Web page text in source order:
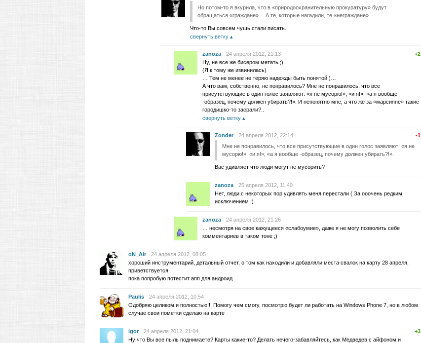
Но потом-то я вкурила, что в «природоохранительную прокуратуру» будут
обращаться «граждане»… А те, которые нагадили, те «неграждане».
Что-то Вы совсем чушь стали писать.
свернуть ветку
zanoza 24 апреля 2012, 21:13
+2
Ну, не все же бисером метать ;)
(Я к тому же извинилась)
… Тем не менее не теряю надежды быть понятой )…
А что вам, собственно, не понравилось? Мне не понравилось, что все
присутствующие в один голос заявляют: «я не мусорю!», «и я!», «а я вообще
-образец, почему должен убирать?!». И непонятно мне, а что же за «марсияне» такие
городишко-то засрали?..
свернуть ветку
Zonder 24 апреля 2012, 22:14
-1
Мне не понравилось, что все присутствующие в один голос заявляют: «я не
мусорю!», «и я!», «а я вообще -образец, почему должен убирать?!».
Вас удивляет что люди могут не мусорить?
zanoza
25 апреля 2012, 11:40
Нет, люди с некоторых пор удивлять меня перестали ( За ооочень редким
исключением ;)
zanoza
24 апреля 2012, 21:26
… несмотря на свое кажущееся «слабоумие», даже я не могу позволить себе
комментариев в таком тоне ;)
oN_Air
24 апреля 2012, 08:05
хороший инструментарий, детальный отчет, о том как находили и добавляли места свалок на карту 28 апреля,
приветствуется
пока попробую потестит апп для андроид
Paulis
24 апреля 2012, 10:54
Одобряю целиком и полностью!!! Помогу чем смогу, посмотрю будет ли работать на Windows Phone 7, но в любом
случае свои пометки сделаю на карте
igor 24 апреля 2012, 21:04
+3
Ну что Вы все пыль поднимаете? Карты какие-то? Делать нечего-забавляйтесь, как Медведев с айфоном и